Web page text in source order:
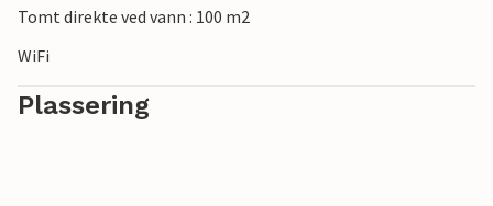
Tomt direkte ved vann : 100 m2
WiFi
Plassering